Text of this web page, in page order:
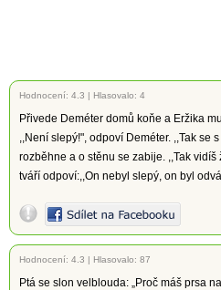
Hodnocení: 4.3 | Hlasovalo: 4
Přivede Deméter domů koňe a Eržika
,,Není slepý!", odpoví Deméter. ,,Tak se
rozběhne a o stěnu se zabije. ,,Tak
tváří odpoví:,,On nebyl slepý, on byl
Hodnocení: 4.3 | Hlasovalo: 87
Ptá se slon velblouda: „Proč máš prsa